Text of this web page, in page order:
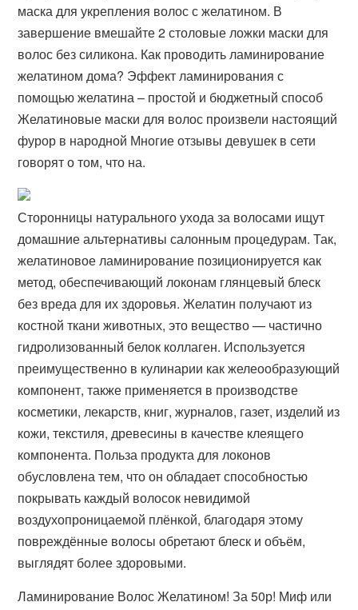
маска для укрепления волос с желатином. В
завершение вмешайте 2 столовые ложки маски для
волос без силикона. Как проводить ламинирование
желатином дома? Эффект ламинирования с
помощью желатина – простой и бюджетный способ
Желатиновые маски для волос произвели настоящий
фурор в народной Многие отзывы девушек в сети
говорят о том, что на.
Сторонницы натурального ухода за волосами ищут
домашние альтернативы салонным процедурам. Так,
желатиновое ламинирование позиционируется как
метод, обеспечивающий локонам глянцевый блеск
без вреда для их здоровья. Желатин получают из
костной ткани животных, это вещество — частично
гидролизованный белок коллаген. Используется
преимущественно в кулинарии как желеообразующий
компонент, также применяется в производстве
косметики, лекарств, книг, журналов, газет, изделий из
кожи, текстиля, древесины в качестве клеящего
компонента. Польза продукта для локонов
обусловлена тем, что он обладает способностью
покрывать каждый волосок невидимой
воздухопроницаемой плёнкой, благодаря этому
повреждённые волосы обретают блеск и объём,
выглядят более здоровыми.
Ламинирование Волос Желатином! За 50р! Миф или